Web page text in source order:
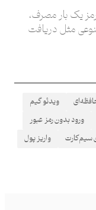
ویدئو گیم
ورود بدون رمز عبور
سیم‌کارت
واریز پول
یک بار مصرف،
مثل دریافت